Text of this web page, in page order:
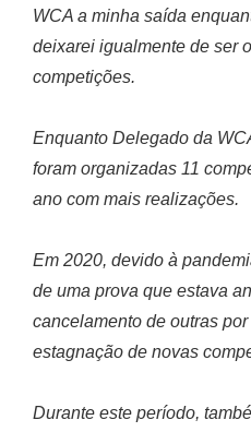
WCA a minha saída
deixarei igualmente de ser
competições.
Enquanto Delegado da
foram organizadas 11
ano com mais realizações.
Em 2020, devido à
de uma prova que estava
cancelamento de outras
estagnação de novas
Durante este período,